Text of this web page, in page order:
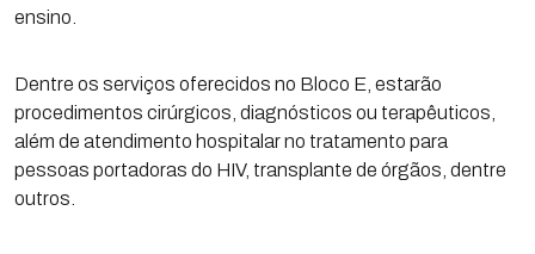
ensino.
Dentre os serviços oferecidos no Bloco E, estarão
procedimentos cirúrgicos, diagnósticos ou terapêuticos,
além de atendimento hospitalar no tratamento para
pessoas portadoras do HIV, transplante de órgãos, dentre
outros.